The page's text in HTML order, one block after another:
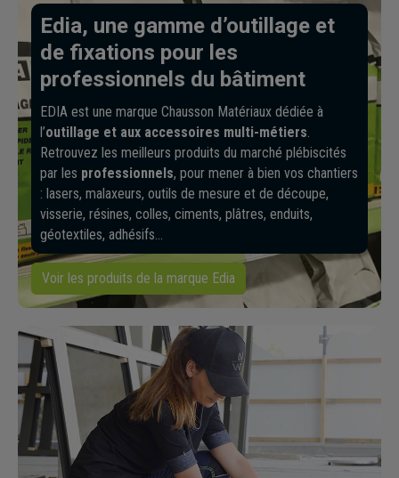
Edia, une gamme d’outillage et
de fixations pour les
professionnels du bâtiment
EDIA est une marque Chausson Matériaux dédiée à
l’outillage et aux accessoires multi-métiers.
Retrouvez les meilleurs produits du marché plébiscités
par les professionnels, pour mener à bien vos chantiers
: lasers, malaxeurs, outils de mesure et de découpe,
visserie, résines, colles, ciments, plâtres, enduits,
géotextiles, adhésifs…
Voir les produits de la marque Edia